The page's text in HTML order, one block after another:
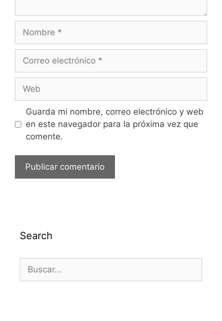
Guarda mi nombre, correo electrónico y web
en este navegador para la próxima vez que
comente.
Search